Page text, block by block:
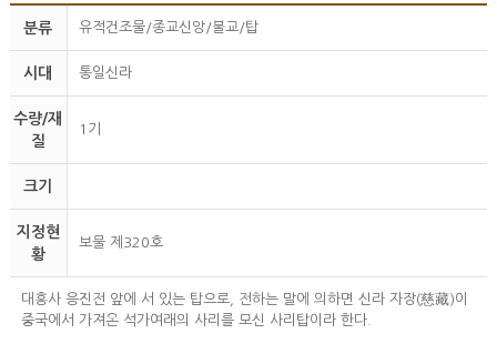
분류 유적건조물/종교신앙/불교/탑
시대 통일신라
수량/재
질
1기
크기
지정현
황
보물 제320호
대흥사 응진전 앞에 서 있는 탑으로, 전하는 말에 의하면 신라 자장(慈藏)이
중국에서 가져온 석가여래의 사리를 모신 사리탑이라 한다.